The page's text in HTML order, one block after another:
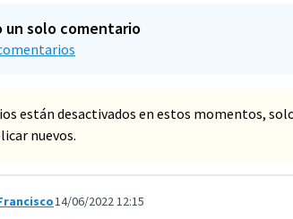
un solo comentario
están desactivados en estos momentos,
nuevos.
14/06/2022 12:15